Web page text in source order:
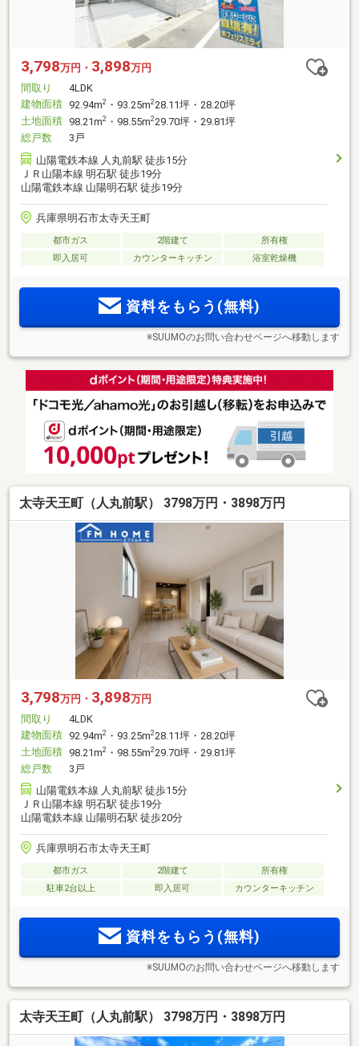
3,798万円・ 3,898万円
間取り
4LDK
建物面積 92.94m2 ・93.25m228.11坪・28.20坪
土地面積 98.21m2 ・98.55m229.70坪・29.81坪
総戸数
3戸
山陽電鉄本線 人丸前駅 徒歩15分
ＪＲ山陽本線 明石駅 徒歩19分
山陽電鉄本線 山陽明石駅 徒歩19分
兵庫県明石市太寺天王町
都市ガス 2階建て
所有権
即入居可
カウンターキッチン 浴室乾燥機
資料をもらう(無料)
※SUUMOのお問い合わせページへ移動します
太寺天王町（人丸前駅） 3798万円・3898万円
3,798万円・ 3,898万円
間取り
4LDK
建物面積 92.94m2 ・93.25m2 28.11坪・28.20坪
土地面積 98.21m2 ・98.55m2 29.70坪・29.81坪
総戸数
3戸
山陽電鉄本線 人丸前駅 徒歩15分
ＪＲ山陽本線 明石駅 徒歩19分
山陽電鉄本線 山陽明石駅 徒歩20分
兵庫県明石市太寺天王町
都市ガス 2階建て
所有権
駐車2台以上
即入居可 カウンターキッチン
資料をもらう(無料)
※SUUMOのお問い合わせページへ移動します
太寺天王町（人丸前駅） 3798万円・3898万円